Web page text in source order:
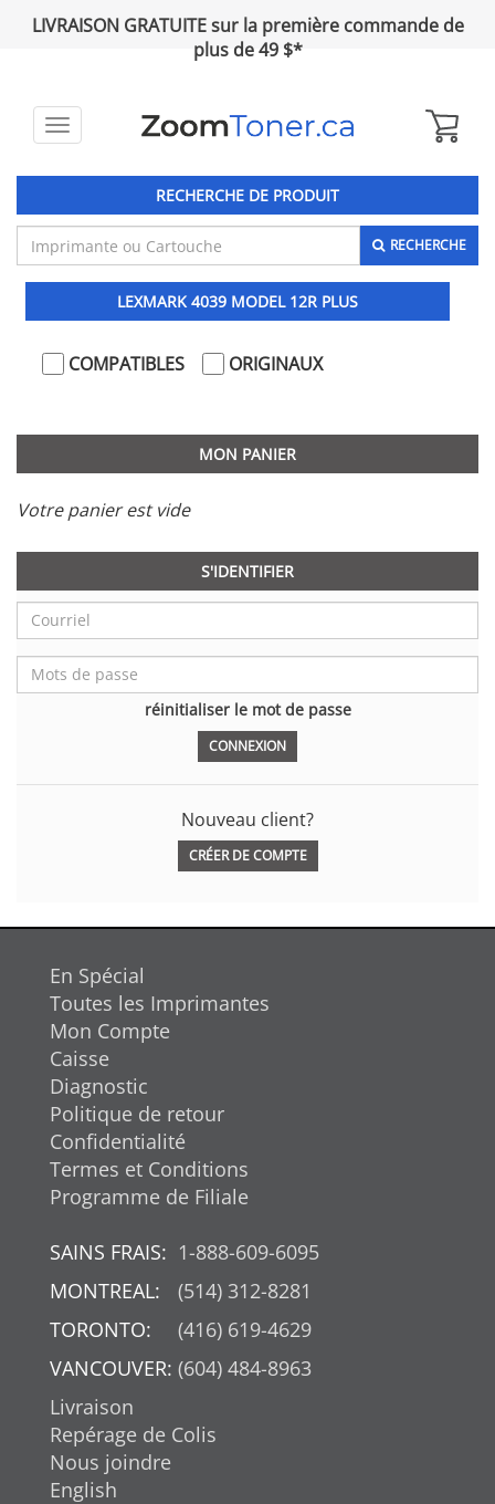
LIVRAISON GRATUITE sur la première commande de
plus de 49 $*
Toggle
RECHERCHE DE PRODUIT
RECHERCHE
LEXMARK 4039 MODEL 12R PLUS
COMPATIBLES ORIGINAUX
MON PANIER
Votre panier est vide
S'IDENTIFIER
réinitialiser le mot de passe
Nouveau client?
CRÉER DE COMPTE
En Spécial
Toutes les Imprimantes
Mon Compte
Caisse
Diagnostic
Politique de retour
Confidentialité
Termes et Conditions
Programme de Filiale
SAINS FRAIS: 1-888-609-6095
MONTREAL:
(514) 312-8281
TORONTO:
(416) 619-4629
VANCOUVER: (604) 484-8963
Livraison
Repérage de Colis
Nous joindre
English